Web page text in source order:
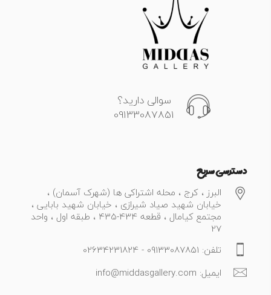
سوالی دارید؟
09133087851
دسترسی سریع
البرز ، کرج ، محله اشتراکی ها (شهرک آسمان) ،
خیابان شهید صیاد شیرازی ، خیابان شهید بابایی ،
مجتمع کیامال ، قطعه 434-435 ، طبقه اول ، واحد
27
تلفن: 09133087851 - 02634231824
ایمیل: info@middasgallery.com